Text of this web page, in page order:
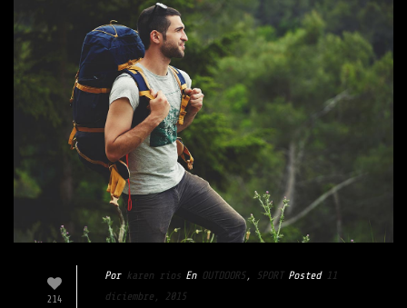
214
Por karen rios En OUTDOORS , SPORT Posted 11
diciembre, 2015